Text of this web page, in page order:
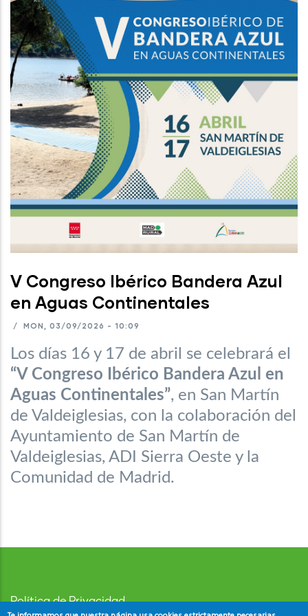
V Congreso Ibérico Bandera Azul
en Aguas Continentales
/ MON, 03/09/2026 - 10:09
Los días 16 y 17 de abril se celebrará el
“V Congreso Ibérico Bandera Azul en
Aguas Continentales”, en San Martín
de Valdeiglesias, con la colaboración del
Ayuntamiento de San Martín de
Valdeiglesias, ADI Sierra Oeste y la
Comunidad de Madrid.
Política de Privacidad